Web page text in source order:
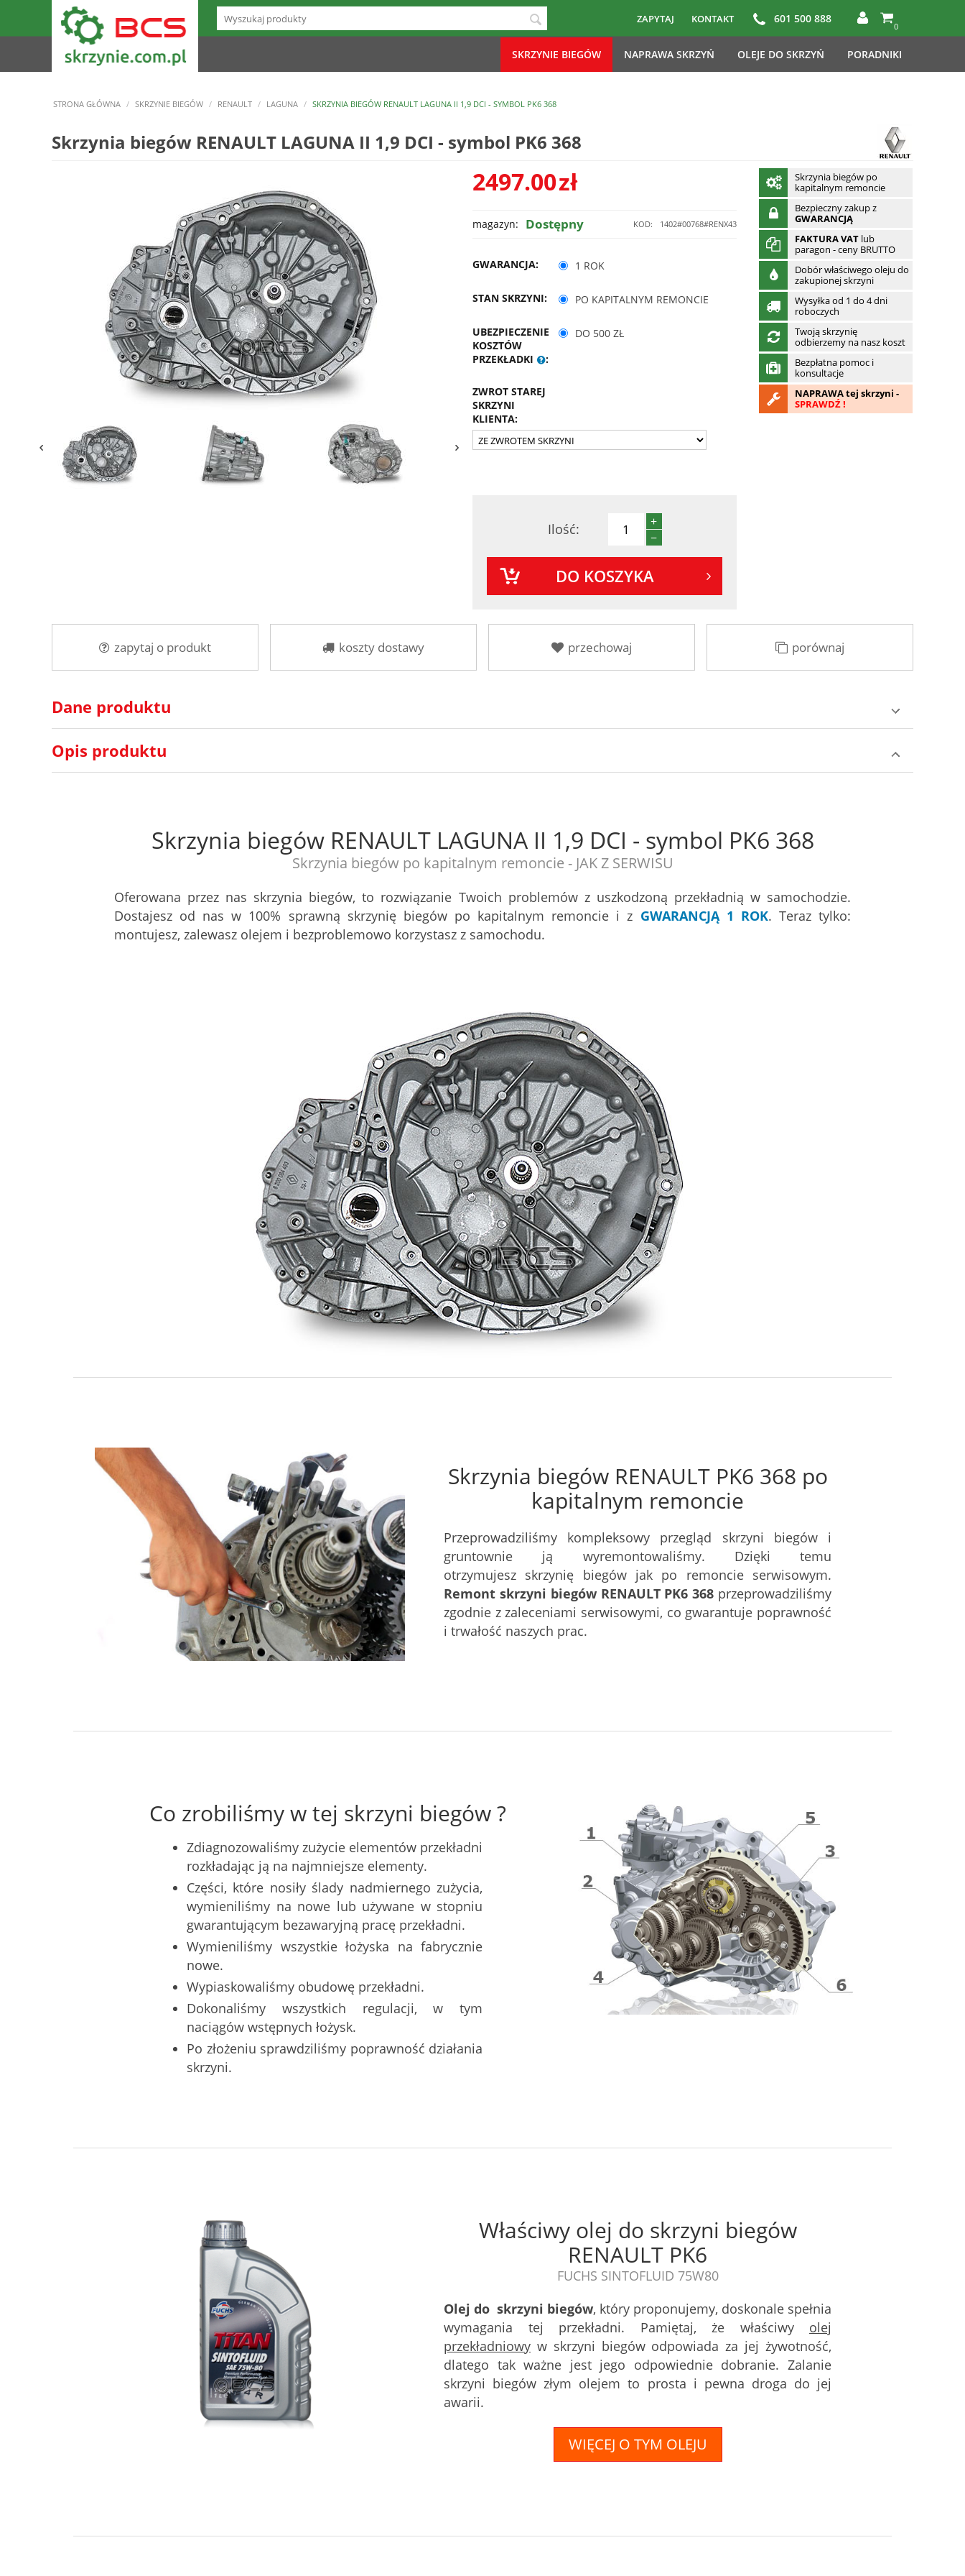
ZAPYTAJ KONTAKT 601 500 888
0
SKRZYNIE BIEGÓW NAPRAWA SKRZYŃ OLEJE DO SKRZYŃ PORADNIKI
STRONA GŁÓWNA / SKRZYNIE BIEGÓW / RENAULT / LAGUNA / SKRZYNIA BIEGÓW RENAULT LAGUNA II 1,9 DCI - SYMBOL PK6 368
Skrzynia biegów RENAULT LAGUNA II 1,9 DCI - symbol PK6 368
2497.00zł
KOD: 1402#00768#RENX43
magazyn: Dostępny
GWARANCJA: 1 ROK
STAN SKRZYNI: PO KAPITALNYM REMONCIE
UBEZPIECZENIE
KOSZTÓW
PRZEKŁADKI
:
DO 500 ZŁ
ZWROT STAREJ
SKRZYNI
KLIENTA:
Skrzynia biegów po
kapitalnym remoncie
Bezpieczny zakup z
GWARANCJĄ
FAKTURA VAT lub
paragon - ceny BRUTTO
Dobór właściwego oleju do
zakupionej skrzyni
Wysyłka od 1 do 4 dni
roboczych
Twoją skrzynię
odbierzemy na nasz koszt
Bezpłatna pomoc i
konsultacje
NAPRAWA tej skrzyni -
SPRAWDŹ !
Ilość:
+
−
DO KOSZYKA
zapytaj o produkt koszty dostawy przechowaj porównaj
Dane produktu
Opis produktu
Skrzynia biegów RENAULT LAGUNA II 1,9 DCI - symbol PK6 368
Skrzynia biegów po kapitalnym remoncie - JAK Z SERWISU
Oferowana przez nas skrzynia biegów, to rozwiązanie Twoich problemów z uszkodzoną przekładnią w samochodzie.
Dostajesz od nas w 100% sprawną skrzynię biegów po kapitalnym remoncie i z GWARANCJĄ 1 ROK. Teraz tylko:
montujesz, zalewasz olejem i bezproblemowo korzystasz z samochodu.
Skrzynia biegów RENAULT PK6 368 po
kapitalnym remoncie
Przeprowadziliśmy kompleksowy przegląd skrzyni biegów i
gruntownie ją wyremontowaliśmy. Dzięki temu
otrzymujesz skrzynię biegów jak po remoncie serwisowym.
Remont skrzyni biegów RENAULT PK6 368 przeprowadziliśmy
zgodnie z zaleceniami serwisowymi, co gwarantuje poprawność
i trwałość naszych prac.
Co zrobiliśmy w tej skrzyni biegów ?
Zdiagnozowaliśmy zużycie elementów przekładni
rozkładając ją na najmniejsze elementy.
Części, które nosiły ślady nadmiernego zużycia,
wymieniliśmy na nowe lub używane w stopniu
gwarantującym bezawaryjną pracę przekładni.
Wymieniliśmy wszystkie łożyska na fabrycznie
nowe.
Wypiaskowaliśmy obudowę przekładni.
Dokonaliśmy wszystkich regulacji, w tym
naciągów wstępnych łożysk.
Po złożeniu sprawdziliśmy poprawność działania
skrzyni.
Właściwy olej do skrzyni biegów
RENAULT PK6
FUCHS SINTOFLUID 75W80
Olej do skrzyni biegów, który proponujemy, doskonale spełnia
wymagania tej przekładni. Pamiętaj, że właściwy olej
przekładniowy w skrzyni biegów odpowiada za jej żywotność,
dlatego tak ważne jest jego odpowiednie dobranie. Zalanie
skrzyni biegów złym olejem to prosta i pewna droga do jej
awarii.
WIĘCEJ O TYM OLEJU